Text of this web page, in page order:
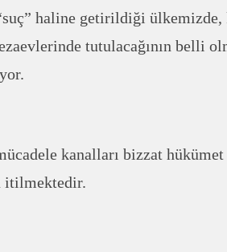
haline getirildiği ülkemizde,
tutulacağının belli
kanalları bizzat hükümet
itilmektedir.